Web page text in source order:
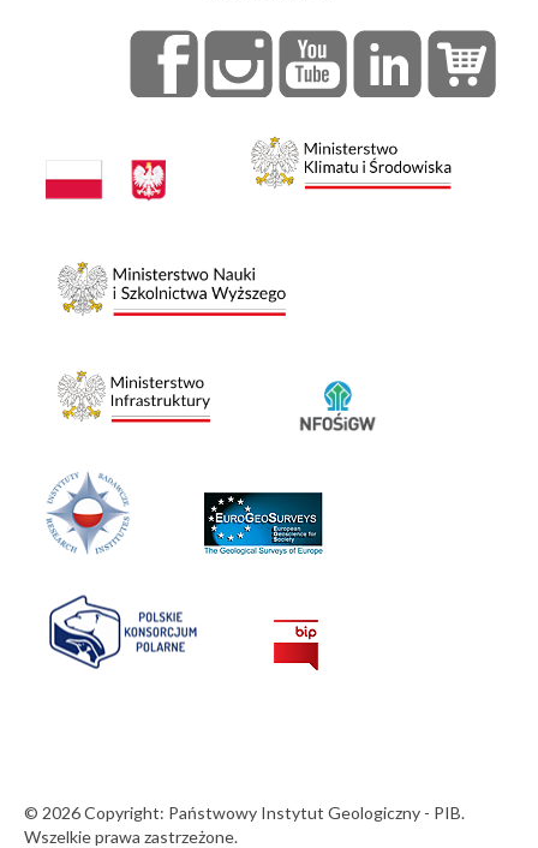
© 2026 Copyright: Państwowy Instytut Geologiczny - PIB.
Wszelkie prawa zastrzeżone.